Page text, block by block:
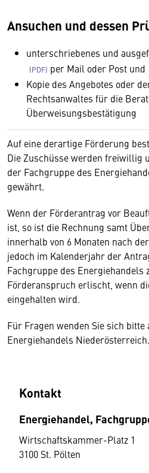
Ansuchen und dessen
unterschriebenes und
per Mail oder Post und
Kopie des Angebotes oder
Rechtsanwaltes für die
Überweisungsbestätigung
Auf eine derartige Förderung
Die Zuschüsse werden freiwillig
der Fachgruppe des
gewährt.
Wenn der Förderantrag vor
ist, so ist die Rechnung samt
innerhalb von 6 Monaten nach
jedoch im Kalenderjahr der
Fachgruppe des
Förderanspruch erlischt, wenn
eingehalten wird.
Für Fragen wenden Sie sich bitte
Energiehandels Niederösterreich.
Kontakt
Energiehandel,
Wirtschaftskammer-Platz 1
3100 St. Pölten